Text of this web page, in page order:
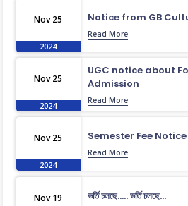
Nov 25
2024
Notice from GB
Read More
Nov 25
2024
UGC notice about
Admission
Read More
Nov 25
2024
Semester Fee Notice
Read More
Nov 19 ভর্তি চলছে….. ভর্তি চলছে…